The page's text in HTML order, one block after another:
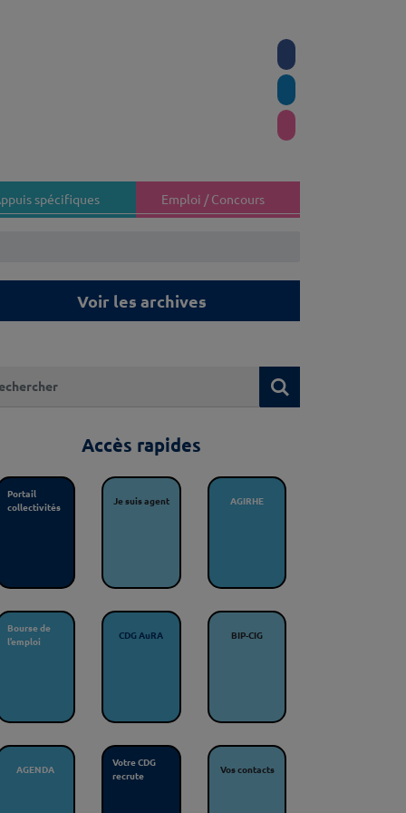
spécifiques Emploi / Concours
Voir les archives
Accès rapides
Portail
collectivités
Je suis agent AGIRHE
Bourse de
l’emploi
CDG AuRA BIP-CIG
AGENDA
Votre CDG
recrute
Vos contacts